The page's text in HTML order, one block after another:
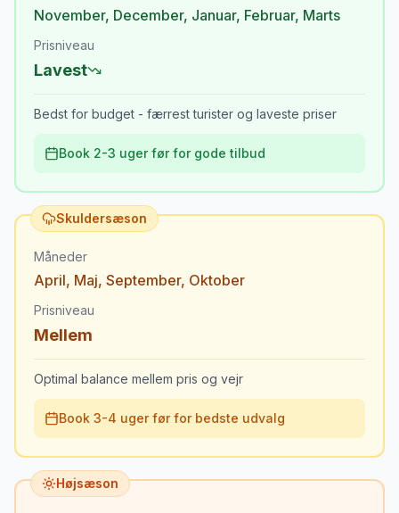
November, December, Januar, Februar, Marts
Prisniveau
Lavest
Bedst for budget - færrest turister og laveste priser
Book 2-3 uger før for gode tilbud
Skuldersæson
Måneder
April, Maj, September, Oktober
Prisniveau
Mellem
Optimal balance mellem pris og vejr
Book 3-4 uger før for bedste udvalg
Højsæson